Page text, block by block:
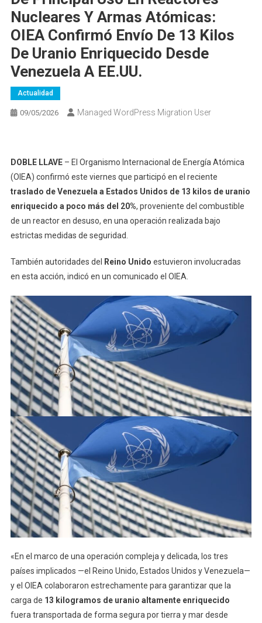
Nucleares Y Armas Atómicas:
OIEA Confirmó Envío De 13 Kilos
De Uranio Enriquecido Desde
Venezuela A EE.UU.
Actualidad
09/05/2026 Managed WordPress Migration User
DOBLE LLAVE– El Organismo Internacional de Energía Atómica
(OIEA) confirmó este viernes que participó en el reciente
traslado de Venezuela a Estados Unidos de 13 kilos de uranio
enriquecido a poco más del 20%, proveniente del combustible
de un reactor en desuso, en una operación realizada bajo
estrictas medidas de seguridad.
También autoridades del Reino Unido estuvieron involucradas
en esta acción, indicó en un comunicado el OIEA.
«En el marco de una operación compleja y delicada, los tres
países implicados —el Reino Unido, Estados Unidos y Venezuela—
y el OIEA colaboraron estrechamente para garantizar que la
carga de 13 kilogramos de uranio altamente enriquecido
fuera transportada de forma segura por tierra y mar desde